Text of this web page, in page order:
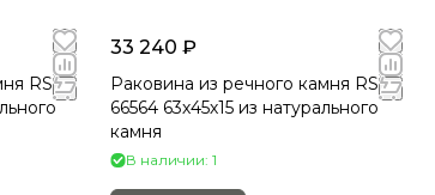
RS-
33 240 ₽
Раковина из речного камня RS-
66564 63х45х15 из натурального
камня
В наличии: 1